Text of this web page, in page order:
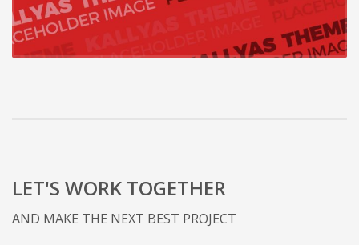
LET'S WORK TOGETHER
AND MAKE THE NEXT BEST PROJECT